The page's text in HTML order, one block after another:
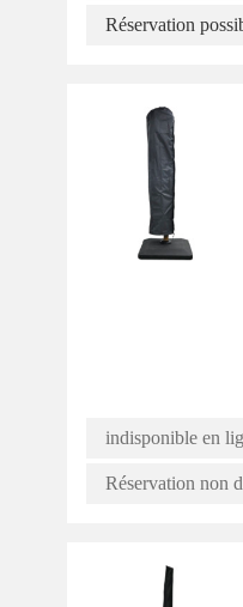
Réservation
indisponible en
Réservation non